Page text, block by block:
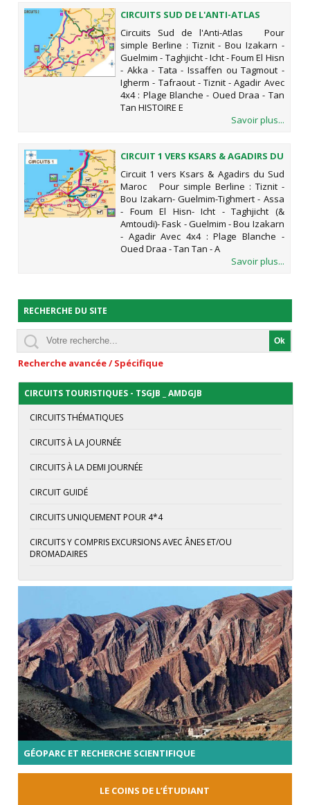
CIRCUITS SUD DE L'ANTI-ATLAS
Circuits Sud de l'Anti-Atlas Pour
simple Berline : Tiznit - Bou Izakarn -
Guelmim - Taghjicht - Icht - Foum El Hisn
- Akka - Tata - Issaffen ou Tagmout -
Igherm - Tafraout - Tiznit - Agadir Avec
4x4 : Plage Blanche - Oued Draa - Tan
Tan HISTOIRE E
Savoir plus...
CIRCUIT 1 VERS KSARS & AGADIRS DU
SUD MAROC
Circuit 1 vers Ksars & Agadirs du Sud
Maroc Pour simple Berline : Tiznit -
Bou Izakarn- Guelmim-Tighmert - Assa
- Foum El Hisn- Icht - Taghjicht (&
Amtoudi)- Fask - Guelmim - Bou Izakarn
- Agadir Avec 4x4 : Plage Blanche -
Oued Draa - Tan Tan - A
Savoir plus...
RECHERCHE DU SITE
Recherche avancée / Spécifique
CIRCUITS TOURISTIQUES - TSGJB _ AMDGJB
CIRCUITS THÉMATIQUES
CIRCUITS À LA JOURNÉE
CIRCUITS À LA DEMI JOURNÉE
CIRCUIT GUIDÉ
CIRCUITS UNIQUEMENT POUR 4*4
CIRCUITS Y COMPRIS EXCURSIONS AVEC ÂNES ET/OU
DROMADAIRES
GÉOPARC ET RECHERCHE SCIENTIFIQUE
LE COINS DE L’ÉTUDIANT